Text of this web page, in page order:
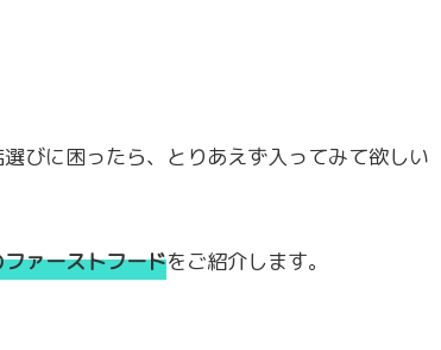
びに困ったら、とりあえず入ってみて欲しい
ァーストフードをご紹介します。